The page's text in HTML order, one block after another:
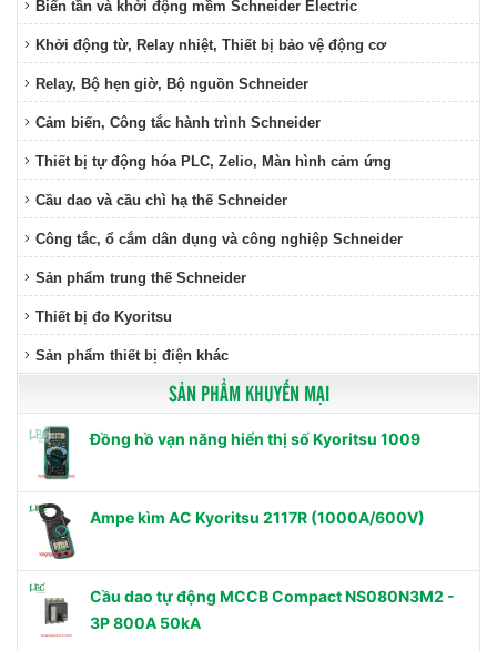
Biến tần và khởi động mềm Schneider Electric
Khởi động từ, Relay nhiệt, Thiết bị bảo vệ động cơ
Relay, Bộ hẹn giờ, Bộ nguồn Schneider
Cảm biến, Công tắc hành trình Schneider
Thiết bị tự động hóa PLC, Zelio, Màn hình cảm ứng
Cầu dao và cầu chì hạ thế Schneider
Công tắc, ổ cắm dân dụng và công nghiệp Schneider
Sản phẩm trung thế Schneider
Thiết bị đo Kyoritsu
Sản phẩm thiết bị điện khác
SẢN PHẨM KHUYẾN MẠI
Đồng hồ vạn năng hiển thị số Kyoritsu 1009
Ampe kìm AC Kyoritsu 2117R (1000A/600V)
Cầu dao tự động MCCB Compact NS080N3M2 -
3P 800A 50kA